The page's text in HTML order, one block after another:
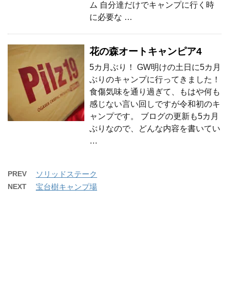
ム 自分達だけでキャンプに行く時
に必要な …
花の森オートキャンピア4
5カ月ぶり！ GW明けの土日に5カ月
ぶりのキャンプに行ってきました！
食傷気味を通り過ぎて、もはや何も
感じない言い回しですが令和初のキ
ャンプです。 ブログの更新も5カ月
ぶりなので、どんな内容を書いてい
…
PREV ソリッドステーク
NEXT 宝台樹キャンプ場